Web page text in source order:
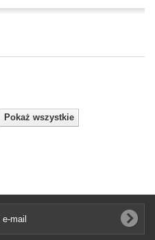
Pokaż wszystkie